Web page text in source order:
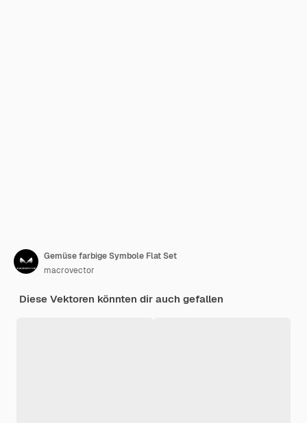
Gemüse farbige Symbole Flat Set
macrovector
Diese Vektoren könnten dir auch gefallen